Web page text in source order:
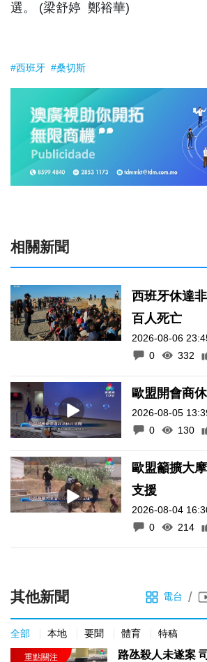
選。 (梁舒婷 鄭裕華)
#西班牙 #桑切斯
相關新聞
西班牙休達
百人死亡
2026-08-06
0
332
歐盟開會商
2026-08-05
0
130
歐盟籲擴大
支援
2026-08-04
0
214
其他新聞 電台 /
全部 本地 要聞 體育 特稿
路氹殺人未遂案